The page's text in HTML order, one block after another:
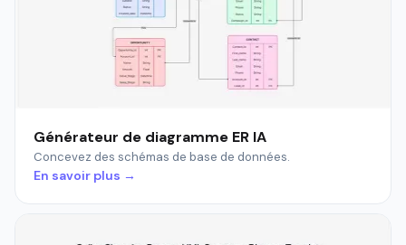
Générateur de diagramme ER IA
Concevez des schémas de base de données.
En savoir plus →